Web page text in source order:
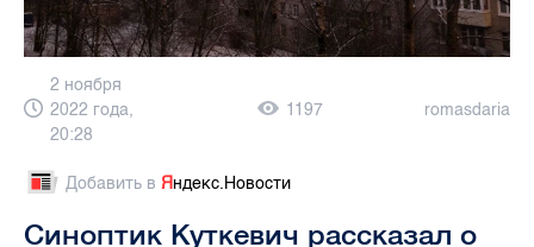
2 ноября
2022 года,
20:28
1197 romasdaria
Добавить в Яндекс.Новости
Синоптик Куткевич рассказал о